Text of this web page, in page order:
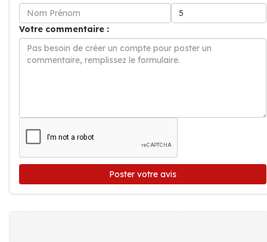
Votre commentaire :
Poster votre avis